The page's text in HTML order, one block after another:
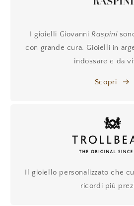
I gioielli Giovanni Raspini
con grande cura. Gioielli in
indossare e da
Scopri
Il gioiello personalizzato che
ricordi più